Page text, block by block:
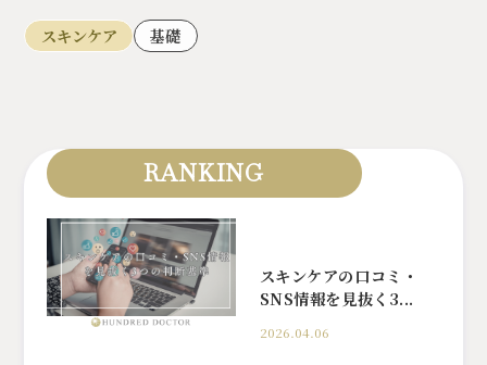
スキンケア 基礎
RANKING
スキンケアの口コミ・
SNS情報を見抜く3...
2026.04.06